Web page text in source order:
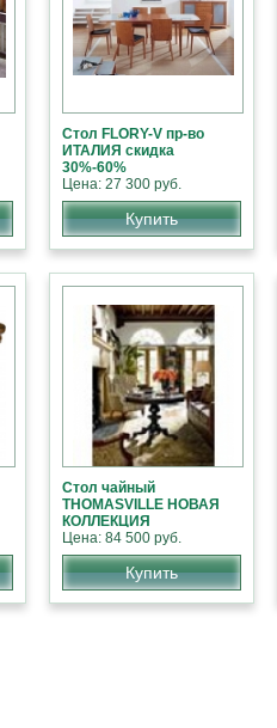
Стол FLORY-V пр-во
ИТАЛИЯ скидка
30%-60%
Цена: 27 300 руб.
Купить
Стол чайный
THOMASVILLE НОВАЯ
КОЛЛЕКЦИЯ
АМЕРИКАНСКОЙ
МЕБЕЛИ
Цена: 84 500 руб.
Купить